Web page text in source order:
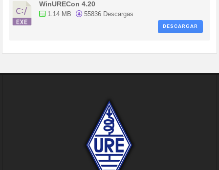
WinURECon 4.20
1.14 MB
55836 Descargas
DESCARGAR